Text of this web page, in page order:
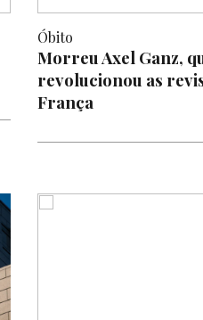
Óbito
Morreu Axel Ganz,
revolucionou as
França